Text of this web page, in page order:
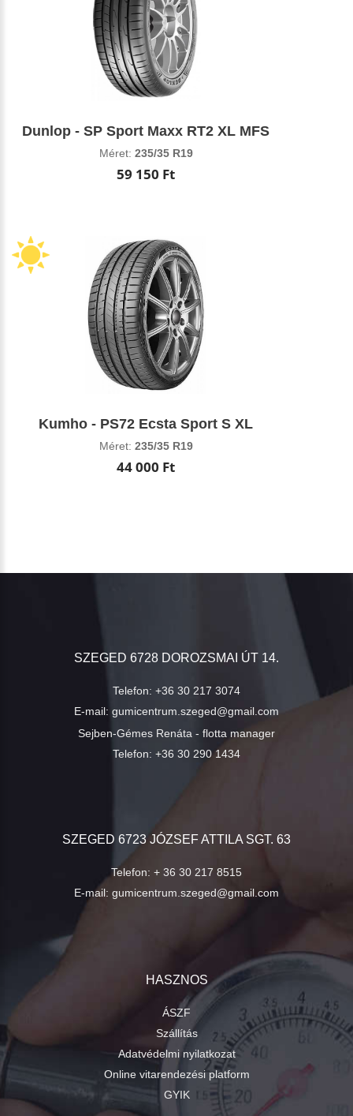
Dunlop - SP Sport Maxx RT2 XL MFS
Méret: 235/35 R19
59 150 Ft
Kumho - PS72 Ecsta Sport S XL
Méret: 235/35 R19
44 000 Ft
SZEGED 6728 DOROZSMAI ÚT 14.
Telefon: +36 30 217 3074
E-mail: gumicentrum.szeged@gmail.com
Sejben-Gémes Renáta - flotta manager
Telefon: +36 30 290 1434
SZEGED 6723 JÓZSEF ATTILA SGT. 63
Telefon: + 36 30 217 8515
E-mail: gumicentrum.szeged@gmail.com
HASZNOS
ÁSZF
Szállítás
Adatvédelmi nyilatkozat
Online vitarendezési platform
GYIK